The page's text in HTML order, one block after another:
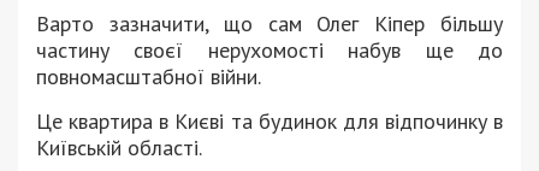
Варто зазначити, що сам Олег Кіпер більшу
частину своєї нерухомості набув ще до
повномасштабної війни.
Це квартира в Києві та будинок для відпочинку в
Київській області.